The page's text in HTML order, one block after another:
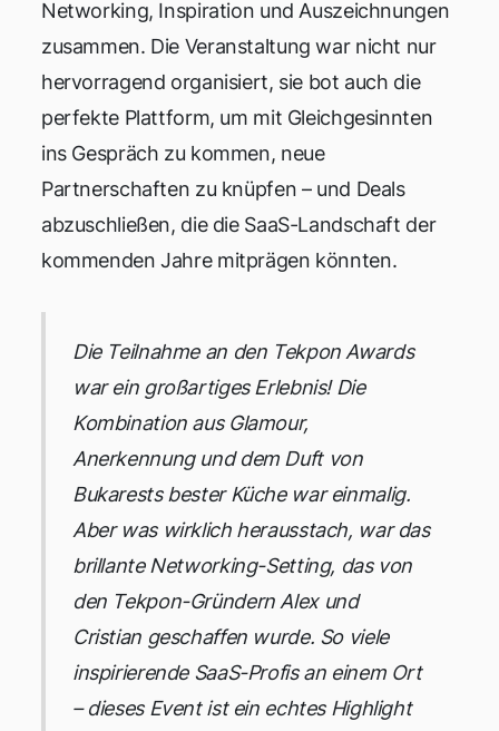
Networking, Inspiration und Auszeichnungen
zusammen. Die Veranstaltung war nicht nur
hervorragend organisiert, sie bot auch die
perfekte Plattform, um mit Gleichgesinnten
ins Gespräch zu kommen, neue
Partnerschaften zu knüpfen – und Deals
abzuschließen, die die SaaS-Landschaft der
kommenden Jahre mitprägen könnten.
Die Teilnahme an den Tekpon Awards
war ein großartiges Erlebnis! Die
Kombination aus Glamour,
Anerkennung und dem Duft von
Bukarests bester Küche war einmalig.
Aber was wirklich herausstach, war das
brillante Networking-Setting, das von
den Tekpon-Gründern Alex und
Cristian geschaffen wurde. So viele
inspirierende SaaS-Profis an einem Ort
– dieses Event ist ein echtes Highlight